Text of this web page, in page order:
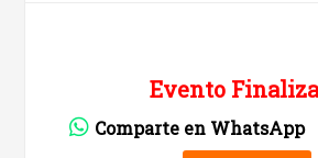
Evento
Comparte en WhatsApp